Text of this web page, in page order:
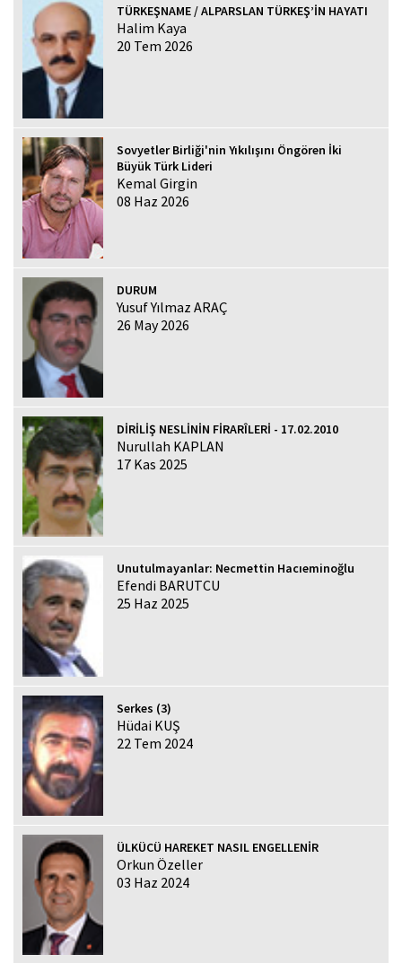
TÜRKEŞNAME / ALPARSLAN TÜRKEŞ’İN HAYATI
Halim Kaya
20 Tem 2026
Sovyetler Birliği'nin Yıkılışını Öngören İki
Büyük Türk Lideri
Kemal Girgin
08 Haz 2026
DURUM
Yusuf Yılmaz ARAÇ
26 May 2026
DİRİLİŞ NESLİNİN FİRARÎLERİ - 17.02.2010
Nurullah KAPLAN
17 Kas 2025
Unutulmayanlar: Necmettin Hacıeminoğlu
Efendi BARUTCU
25 Haz 2025
Serkes (3)
Hüdai KUŞ
22 Tem 2024
ÜLKÜCÜ HAREKET NASIL ENGELLENİR
Orkun Özeller
03 Haz 2024